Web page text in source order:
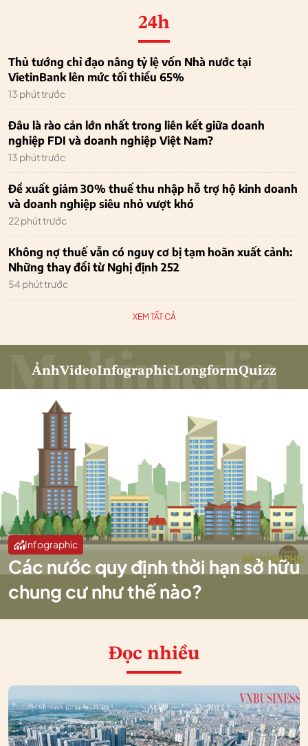
24h
Thủ tướng chỉ đạo nâng tỷ lệ vốn Nhà nước tại
VietinBank lên mức tối thiểu 65%
13 phút trước
Đâu là rào cản lớn nhất trong liên kết giữa doanh
nghiệp FDI và doanh nghiệp Việt Nam?
13 phút trước
Đề xuất giảm 30% thuế thu nhập hỗ trợ hộ kinh doanh
và doanh nghiệp siêu nhỏ vượt khó
22 phút trước
Không nợ thuế vẫn có nguy cơ bị tạm hoãn xuất cảnh:
Những thay đổi từ Nghị định 252
54 phút trước
XEM TẤT CẢ
ẢnhVideoInfographicLongformQuizz
Infographic
Các nước quy định thời hạn sở hữu
chung cư như thế nào?
Đọc nhiều